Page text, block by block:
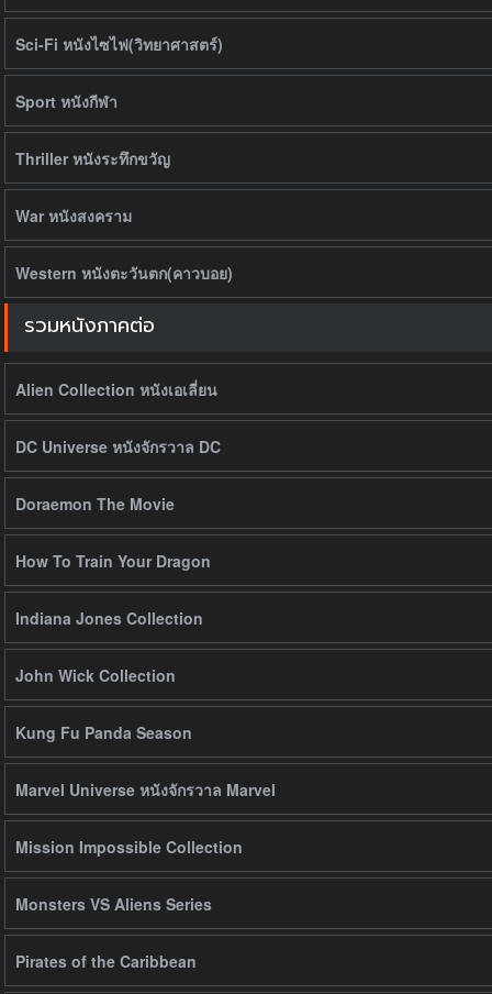
Sci-Fi หนังไซไฟ(วิทยาศาสตร์)
Sport หนังกีฬา
Thriller หนังระทึกขวัญ
War หนังสงคราม
Western หนังตะวันตก(คาวบอย)
รวมหนังภาคต่อ
Alien Collection หนังเอเลี่ยน
DC Universe หนังจักรวาล DC
Doraemon The Movie
How To Train Your Dragon
Indiana Jones Collection
John Wick Collection
Kung Fu Panda Season
Marvel Universe หนังจักรวาล Marvel
Mission Impossible Collection
Monsters VS Aliens Series
Pirates of the Caribbean